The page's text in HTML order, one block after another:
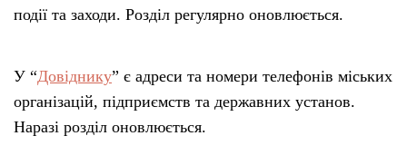
події та заходи. Розділ регулярно оновлюється.
У “Довіднику” є адреси та номери телефонів міських
організацій, підприємств та державних установ.
Наразі розділ оновлюється.